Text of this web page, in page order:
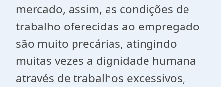
mercado, assim, as condições de
trabalho oferecidas ao empregado
são muito precárias, atingindo
muitas vezes a dignidade humana
através de trabalhos excessivos,